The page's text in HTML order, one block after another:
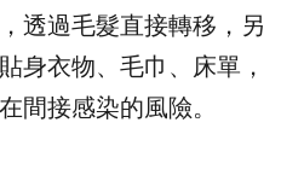
透過毛髮直接轉移，另
身衣物、毛巾、床單，
間接感染的風險。